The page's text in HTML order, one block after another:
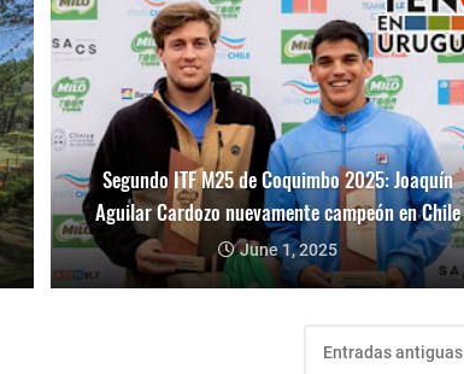
Segundo ITF M25 de Coquimbo 2025: Joaquín
Aguilar Cardozo nuevamente campeón en Chile
June 1, 2025
Entradas antiguas